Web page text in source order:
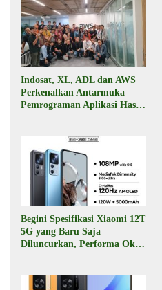
Indosat, XL, ADL dan AWS
Perkenalkan Antarmuka
Pemrograman Aplikasi Hasil
Begini Spesifikasi Xiaomi 12T
5G yang Baru Saja
Diluncurkan, Performa Oke,